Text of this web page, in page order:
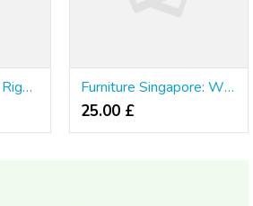
Where to Find the Right Furniture in Singapore — The Smart Buyer's Approach Furniture Singapore: What to Look For in 2026
25.00 £